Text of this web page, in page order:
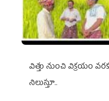
విత్తు నుంచి విక్రయం
నిలుస్తూ..